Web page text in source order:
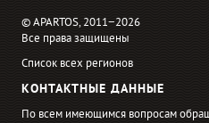
© APARTOS, 2011−2026
Все права защищены
Список всех регионов
КОНТАКТНЫЕ ДАННЫЕ
По всем имеющимся вопросам